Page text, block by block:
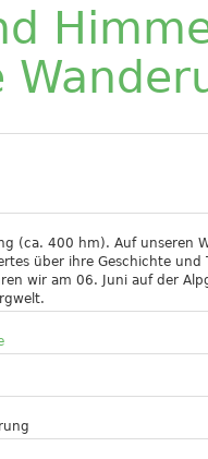
(ca. 400 hm). Auf unseren
über ihre Geschichte und
wir am 06. Juni auf der